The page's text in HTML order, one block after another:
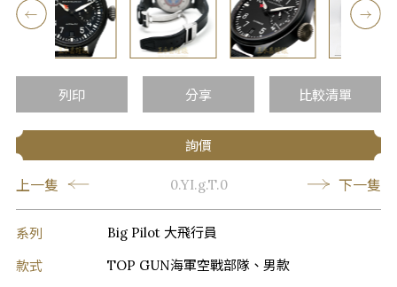
…
列印 分享 比較清單
詢價
上一隻 0.YI.g.T.0 下一隻
系列 Big Pilot 大飛行員
款式 TOP GUN海軍空戰部隊、男款